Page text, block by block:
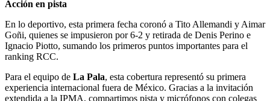
Acción en pista
En lo deportivo, esta primera fecha coronó a Tito Allemandi y Aimar
Goñi, quienes se impusieron por 6-2 y retirada de Denis Perino e
Ignacio Piotto, sumando los primeros puntos importantes para el
ranking RCC.
Para el equipo de La Pala, esta cobertura representó su primera
experiencia internacional fuera de México. Gracias a la invitación
extendida a la IPMA, compartimos pista y micrófonos con colegas